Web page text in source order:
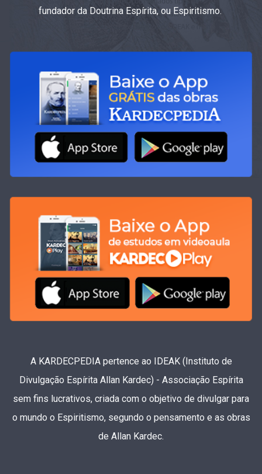
fundador da Doutrina Espírita, ou Espiritismo.
A KARDECPEDIA pertence ao IDEAK (Instituto de
Divulgação Espírita Allan Kardec) - Associação Espírita
sem fins lucrativos, criada com o objetivo de divulgar para
o mundo o Espiritismo, segundo o pensamento e as obras
de Allan Kardec.